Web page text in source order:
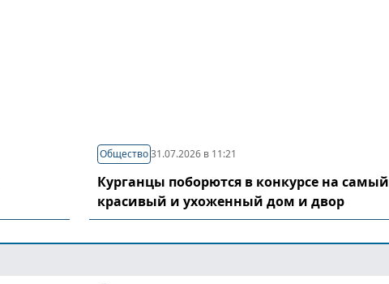
Общество 31.07.2026 в 11:21
Курганцы поборются в конкурсе на самый
красивый и ухоженный дом и двор